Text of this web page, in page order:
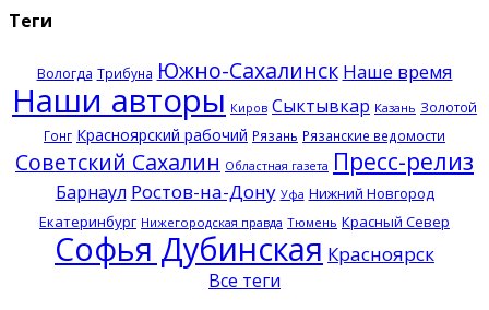
Теги
Вологда Трибуна Южно-Сахалинск Наше время
Наши авторы Киров Сыктывкар Казань Золотой
Гонг Красноярский рабочий Рязань Рязанские ведомости
Советский Сахалин Областная газета Пресс-релиз
Барнаул Ростов-на-Дону Уфа Нижний Новгород
Екатеринбург Нижегородская правда Тюмень Красный Север
Софья Дубинская Красноярск
Все теги